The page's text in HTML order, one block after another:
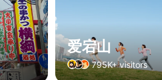
爱宕山
795K+ visitors